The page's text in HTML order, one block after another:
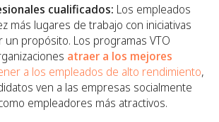
cualificados: Los empleados
más lugares de trabajo con iniciativas
un propósito. Los programas VTO
atraer a los mejores
a los empleados de alto rendimiento,
ven a las empresas socialmente
empleadores más atractivos.